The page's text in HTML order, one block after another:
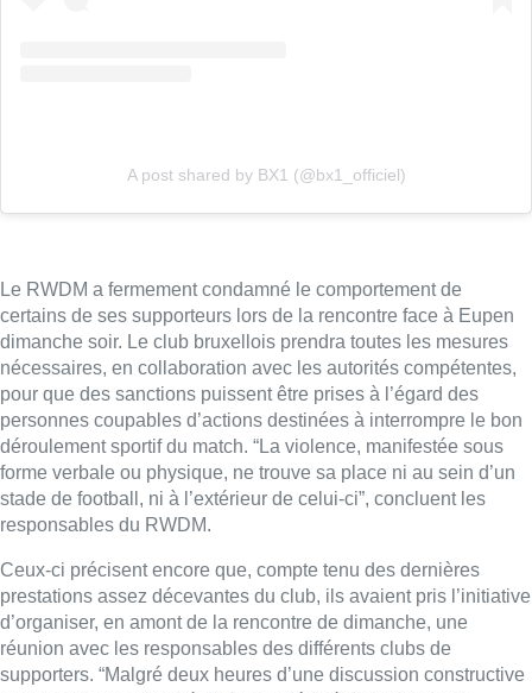
stade de football, ni à l’extérieur de celui-ci”, concluent les
prestations assez décevantes du club, ils avaient pris l’initiative
d’organiser, en amont de la rencontre de dimanche, une
réunion avec les responsables des différents clubs de
supporters. “Malgré deux heures d’une discussion constructive
et ouverte, une minorité de fans a décidé d’exprimer son
mécontentement”, déplore-t-on. Dimanche soir, l’arbitre Nathan
Verbommen avait interrompu une première fois la rencontre à
la 84e minute après que des spectateurs ont lancé des pétards
sur le terrain depuis les tribunes. Les deux équipes sont
remontées sur le terrain après une interruption d’une vingtaine
de minutes mais n’ont pas tardé à retourner au vestiaire à la
suite de nouveaux jets de pétards.
L’arbitre renvoyait cette fois définitivement les 22 acteurs aux
vestiaires après cette seconde interruption du match de clôture
de la 21e journée de Jupiler Pro League. La rencontre
disputée au stade Edmond Machtens affichait alors le score de